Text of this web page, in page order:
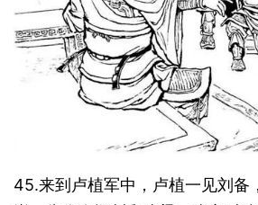
45.来到卢植军中，卢植一见刘备